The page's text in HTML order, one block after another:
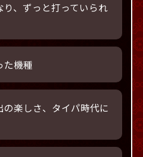
り、ずっと打っていられ
た機種
の楽しさ、タイパ時代に